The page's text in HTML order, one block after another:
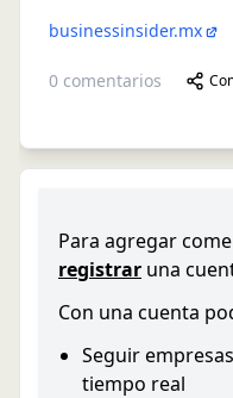
businessinsider.mx
0 comentarios
Para agregar
registrar una
Con una cuenta
Seguir
tiempo real